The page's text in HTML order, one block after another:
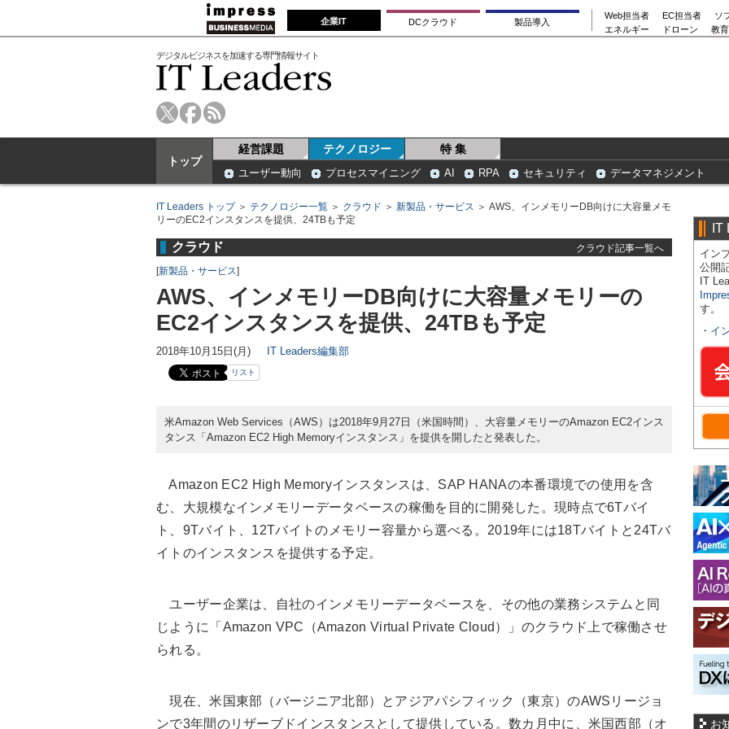
企業IT DCクラウド 製品導入
Web担当者 EC担当者
ソ
エネルギー
ドローン 教
デジタルビジネスを加速する専門情報サイト
トップ
経営課題 テクノロジー 特 集
ユーザー動向 プロセスマイニング AI RPA セキュリティ データマネジメント
IT Leaders トップ＞ テクノロジー一覧 ＞ クラウド ＞ 新製品・サービス ＞ AWS、インメモリーDB向けに大容量メモ
リーのEC2インスタンスを提供、24TBも予定
クラウド
クラウド記事一覧へ
[新製品・サービス]
AWS、インメモリーDB向けに大容量メモリーの
EC2インスタンスを提供、24TBも予定
2018年10月15日(月) IT Leaders編集部
リスト
米Amazon Web Services（AWS）は2018年9月27日（米国時間）、大容量メモリーのAmazon EC2インス
タンス「Amazon EC2 High Memoryインスタンス」を提供を開したと発表した。
Amazon EC2 High Memoryインスタンスは、SAP HANAの本番環境での使用を含
む、大規模なインメモリーデータベースの稼働を目的に開発した。現時点で6Tバイ
ト、9Tバイト、12Tバイトのメモリー容量から選べる。2019年には18Tバイトと24Tバ
イトのインスタンスを提供する予定。
ユーザー企業は、自社のインメモリーデータベースを、その他の業務システムと同
じように「Amazon VPC（Amazon Virtual Private Cloud）」のクラウド上で稼働させ
られる。
現在、米国東部（バージニア北部）とアジアパシフィック（東京）のAWSリージョ
ンで3年間のリザーブドインスタンスとして提供している。数カ月中に、米国西部（オ
IT
イン
公開
IT
す。
・ イ
お